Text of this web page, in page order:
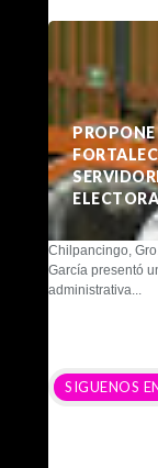
Chilpancingo,
García presentó
administrativa...
SIGUENOS